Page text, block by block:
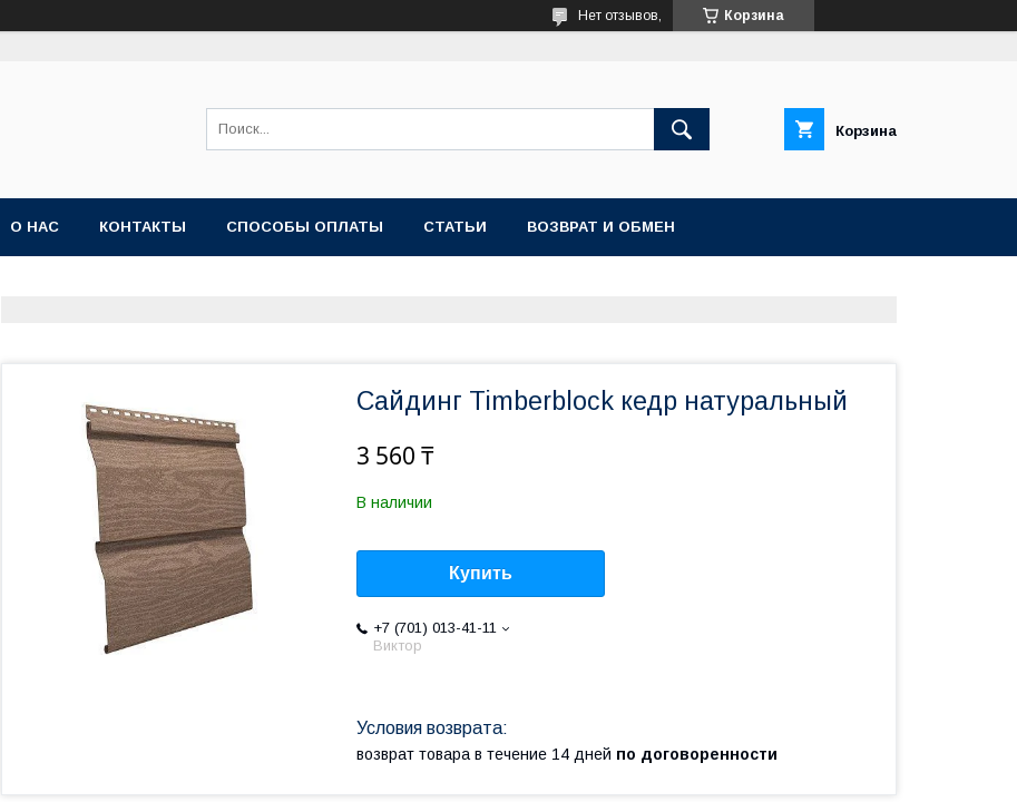
Корзина
Нет отзывов,
Корзина
О НАС КОНТАКТЫ СПОСОБЫ ОПЛАТЫ СТАТЬИ ВОЗВРАТ И ОБМЕН
Сайдинг Timberblock кедр натуральный
3 560 ₸
В наличии
Купить
+7 (701) 013-41-11
Виктор
возврат товара в течение 14 дней по договоренности